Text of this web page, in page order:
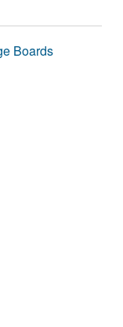
Boards